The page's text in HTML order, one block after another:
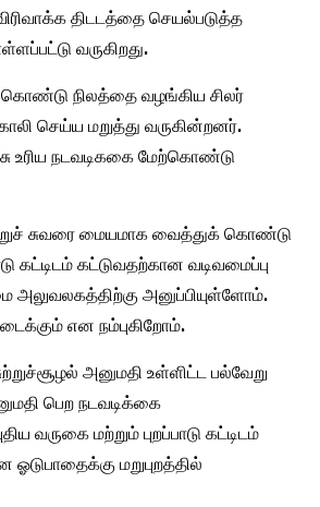
திடடத்தை செயல்படுத்த
வருகிறது.
நிலத்தை வழங்கிய சிலர்
செய்ய மறுத்து வருகின்றனர்.
உரிய நடவடிககை மேற்கொண்டு
சுவரை மையமாக வைத்துக் கொண்டு
கட்டிடம் கட்டுவதற்கான வடிவமைப்பு
அலுவலகத்திற்கு அனுப்பியுள்ளோம்.
என நம்புகிறோம்.
அனுமதி உள்ளிட்ட பல்வேறு
பெற நடவடிக்கை
வருகை மற்றும் புறப்பாடு கட்டிடம்
மறுபுறத்தில்